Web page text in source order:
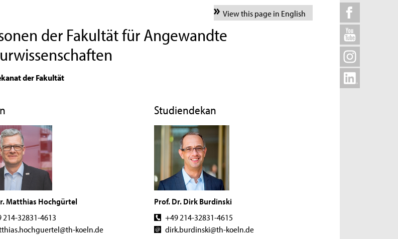
View this page in English
der Fakultät für Angewandte
der Fakultät
Matthias Hochgürtel
214-32831-4613
koeln.de
Studiendekan
Prof. Dr. Dirk Burdinski
+49 214-32831-4615
dirk.burdinski@th-koeln.de